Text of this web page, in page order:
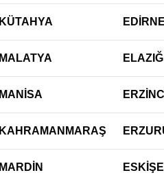
KÜTAHYA
MALATYA ELAZIĞ
MANİSA
KAHRAMANMARAŞ
MARDİN